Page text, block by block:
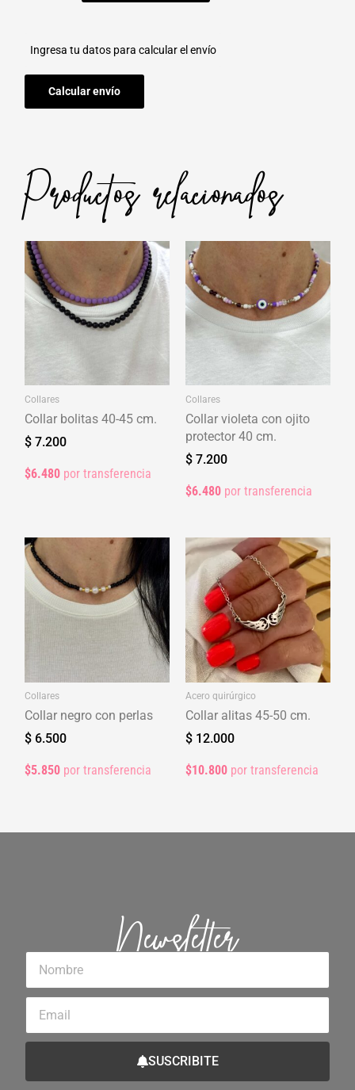
Ingresa tu datos para calcular el envío
Calcular envío
Productos relacionados
Collares
Collar bolitas 40-45 cm.
$ 7.200
$6.480 por transferencia
Collares
Collar violeta con ojito
protector 40 cm.
$ 7.200
$6.480 por transferencia
Collares
Collar negro con perlas
$ 6.500
$5.850 por transferencia
Acero quirúrgico
Collar alitas 45-50 cm.
$ 12.000
$10.800 por transferencia
Newsletter
SUSCRIBITE